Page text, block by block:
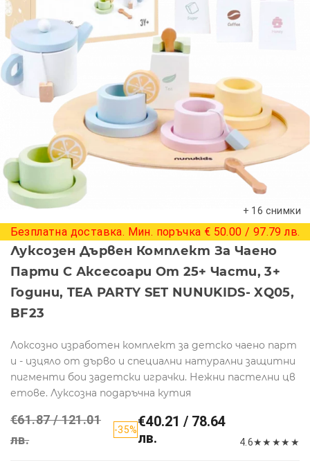
+ 16 снимки
Безплатна доставка. Мин. поръчка € 50.00 / 97.79 лв.
Луксозен Дървен Комплект За Чаено
Парти С Аксесоари От 25+ Части, 3+
Години, TEA PARTY SET NUNUKIDS- XQ05,
BF23
Локсозно изработен комплект за детско чаено парт
и - изцяло от дърво и специални натурални защитни
пигменти бои задетски играчки. Нежни пастелни цв
етове. Луксозна подаръчна кутия
€61.87 / 121.01
лв.
-35%€40.21 / 78.64
лв.
4.6★★ ★★ ★